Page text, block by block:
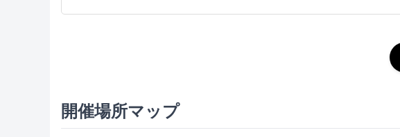
開催場所マップ